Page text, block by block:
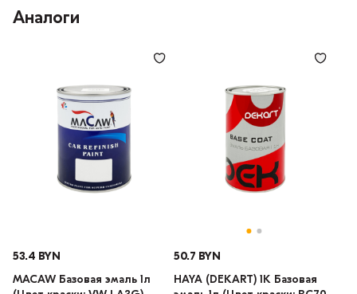
Аналоги
53.4 BYN
MACAW Базовая эмаль 1л
50.7 BYN
HAYA (DEKART) 1К Базовая